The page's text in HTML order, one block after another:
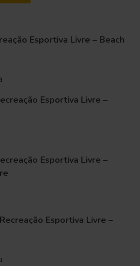
Esportiva Livre – Beach
Esportiva Livre –
Esportiva Livre –
Recreação Esportiva Livre –